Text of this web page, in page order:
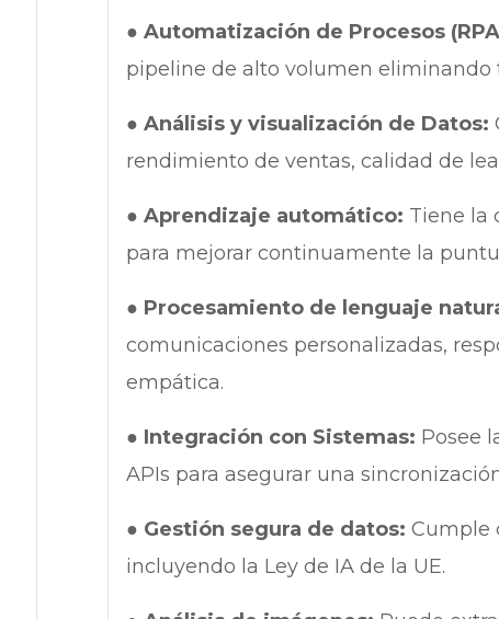
● Automatización de Procesos
pipeline de alto volumen eliminando
● Análisis y visualización de Datos:
rendimiento de ventas, calidad de
● Aprendizaje automático: Tiene la
para mejorar continuamente la
● Procesamiento de lenguaje
comunicaciones personalizadas,
empática.
● Integración con Sistemas: Posee
APIs para asegurar una
● Gestión segura de datos: Cumple
incluyendo la Ley de IA de la UE.